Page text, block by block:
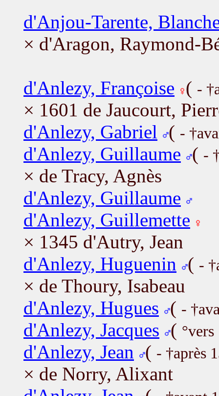
d'Anjou-Tarente,
× d'Aragon, Raymond-
d'Anlezy, Françoise ( -
× 1601 de Jaucourt,
d'Anlezy, Gabriel
( -
d'Anlezy, Guillaume ( -
× de Tracy, Agnès
d'Anlezy, Guillaume
d'Anlezy, Guillemette
× 1345 d'Autry, Jean
d'Anlezy, Huguenin
( -
× de Thoury, Isabeau
d'Anlezy, Hugues ( -
d'Anlezy, Jacques (
d'Anlezy, Jean ( - †après
× de Norry, Alixant